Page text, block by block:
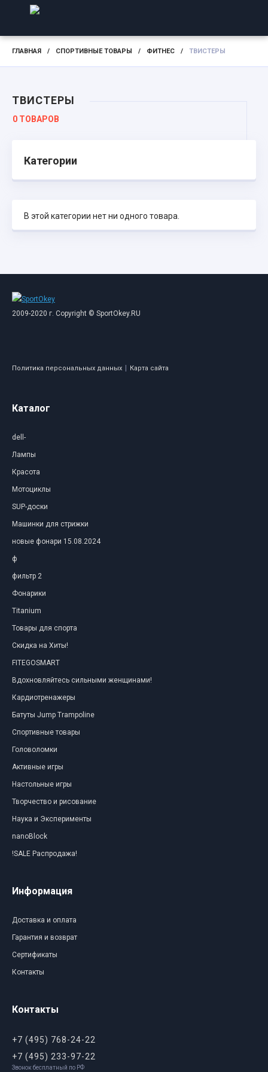
ГЛАВНАЯ / СПОРТИВНЫЕ ТОВАРЫ / ФИТНЕС / ТВИСТЕРЫ
ТВИСТЕРЫ
0 ТОВАРОВ
Категории
В этой категории нет ни одного товара.
2009-2020 г. Copyright © SportOkey.RU
Политика персональных данных Карта сайта
Каталог
dell-
Лампы
Красота
Мотоциклы
SUP-доски
Машинки для стрижки
новые фонари 15.08.2024
ф
фильтр 2
Фонарики
Titanium
Товары для спорта
Скидка на Хиты!
FITEGOSMART
Вдохновляйтесь сильными женщинами!
Кардиотренажеры
Батуты Jump Trampoline
Спортивные товары
Головоломки
Активные игры
Настольные игры
Творчество и рисование
Наука и Эксперименты
nanoBlock
!SALE Распродажа!
Информация
Доставка и оплата
Гарантия и возврат
Сертификаты
Контакты
Контакты
+7 (495) 768-24-22
+7 (495) 233-97-22
Звонок бесплатный по РФ